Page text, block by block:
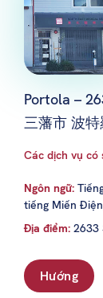
Portola –
三藩市 波
Các dịch vụ có
Ngôn ngữ:
tiếng Miến
Địa điểm: 2633
Hướng